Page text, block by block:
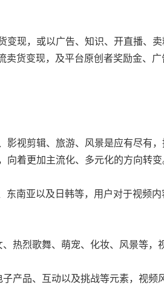
现，或以广告、知识、开直播、
货变现，及平台原创者奖励金、
视剪辑、旅游、风景是应有尽有
着更加主流化、多元化的方向转变
南亚以及日韩等，用户对于视频
热烈歌舞、萌宠、化妆、风景等，
产品、互动以及挑战等元素，视频